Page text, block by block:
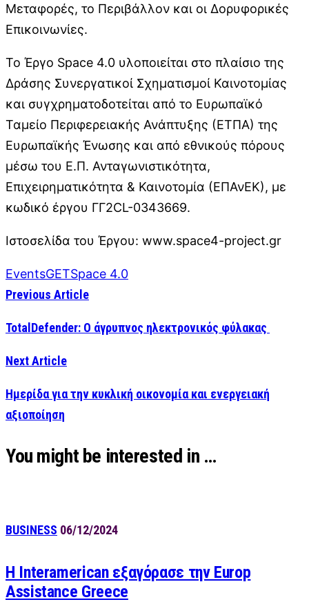
Μεταφορές, το Περιβάλλον και οι Δορυφορικές
Επικοινωνίες.
Το Έργο Space 4.0 υλοποιείται στο πλαίσιο της
Δράσης Συνεργατικοί Σχηματισμοί Καινοτομίας
και συγχρηματοδοτείται από το Ευρωπαϊκό
Ταμείο Περιφερειακής Ανάπτυξης (ΕΤΠΑ) της
Ευρωπαϊκής Ένωσης και από εθνικούς πόρους
μέσω του Ε.Π. Ανταγωνιστικότητα,
Επιχειρηματικότητα & Καινοτομία (ΕΠΑνΕΚ), με
κωδικό έργου ΓΓ2CL-0343669.
Ιστοσελίδα του Έργου: www.space4-project.gr
EventsGETSpace 4.0
Previous Article
TotalDefender: Ο άγρυπνος ηλεκτρονικός φύλακας
Next Article
Ημερίδα για την κυκλική οικονομία και ενεργειακή
αξιοποίηση
You might be interested in …
BUSINESS 06/12/2024
Η Interamerican εξαγόρασε την Europ
Assistance Greece